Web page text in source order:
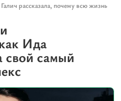
рассказала, почему всю жизнь
Ида
свой самый